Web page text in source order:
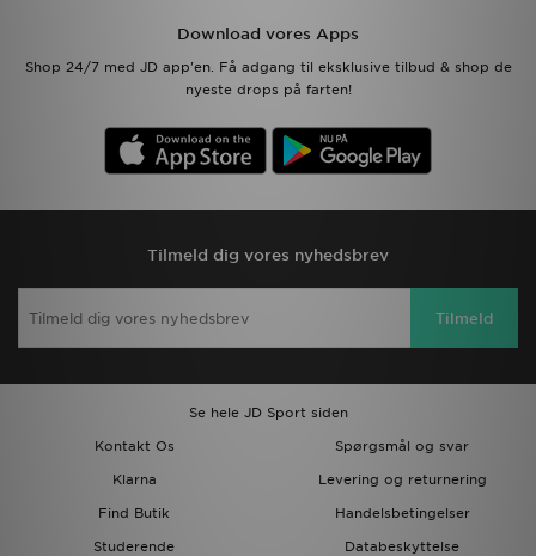
Download vores Apps
Shop 24/7 med JD app'en. Få adgang til eksklusive tilbud & shop de
nyeste drops på farten!
Tilmeld dig vores nyhedsbrev
Tilmeld
Se hele JD Sport siden
Kontakt Os
Spørgsmål og svar
Klarna
Levering og returnering
Find Butik
Handelsbetingelser
Studerende
Databeskyttelse